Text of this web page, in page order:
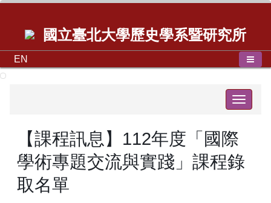
國立臺北大學歷史學系暨研究所
EN
Toggle
【課程訊息】112年度「國際
學術專題交流與實踐」課程錄
取名單